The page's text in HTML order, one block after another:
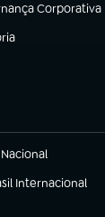
Corporativa
nova aba)
nova aba)
Internacional
nova aba)